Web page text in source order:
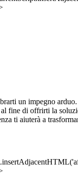
un impegno
fine di offrirti la
ti aiuterà a